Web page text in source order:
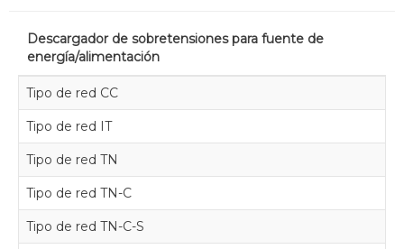
Descargador de sobretensiones para fuente de
energía/alimentación
Tipo de red CC
Tipo de red IT
Tipo de red TN
Tipo de red TN-C
Tipo de red TN-C-S